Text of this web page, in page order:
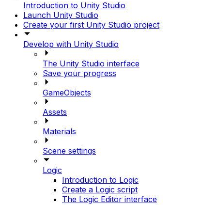
Introduction to Unity Studio
Launch Unity Studio
Create your first Unity Studio project
Develop with Unity Studio
The Unity Studio interface
Save your progress
GameObjects
Assets
Materials
Scene settings
Logic
Introduction to Logic
Create a Logic script
The Logic Editor interface